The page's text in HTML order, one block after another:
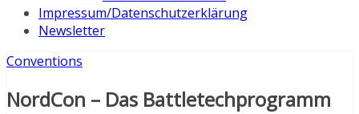
Impressum/Datenschutzerklärung
Newsletter
Conventions
NordCon – Das Battletechprogramm